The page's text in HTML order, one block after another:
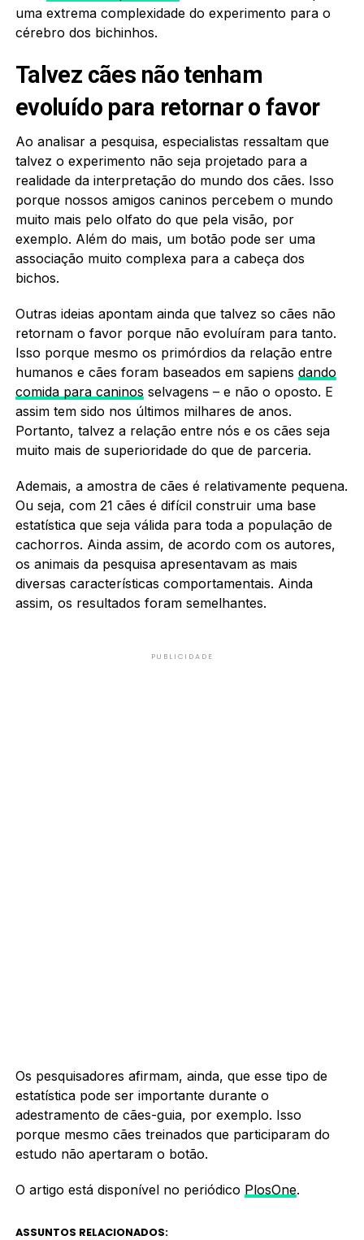
uma extrema complexidade do experimento para o
cérebro dos bichinhos.
Talvez cães não tenham
evoluído para retornar o favor
Ao analisar a pesquisa, especialistas ressaltam que
talvez o experimento não seja projetado para a
realidade da interpretação do mundo dos cães. Isso
porque nossos amigos caninos percebem o mundo
muito mais pelo olfato do que pela visão, por
exemplo. Além do mais, um botão pode ser uma
associação muito complexa para a cabeça dos
bichos.
Outras ideias apontam ainda que talvez so cães não
retornam o favor porque não evoluíram para tanto.
Isso porque mesmo os primórdios da relação entre
humanos e cães foram baseados em sapiens dando
comida para caninos selvagens – e não o oposto. E
assim tem sido nos últimos milhares de anos.
Portanto, talvez a relação entre nós e os cães seja
muito mais de superioridade do que de parceria.
Ademais, a amostra de cães é relativamente pequena.
Ou seja, com 21 cães é difícil construir uma base
estatística que seja válida para toda a população de
cachorros. Ainda assim, de acordo com os autores,
os animais da pesquisa apresentavam as mais
diversas características comportamentais. Ainda
assim, os resultados foram semelhantes.
PUBLICIDADE
Os pesquisadores afirmam, ainda, que esse tipo de
estatística pode ser importante durante o
adestramento de cães-guia, por exemplo. Isso
porque mesmo cães treinados que participaram do
estudo não apertaram o botão.
O artigo está disponível no periódico PlosOne.
ASSUNTOS RELACIONADOS: